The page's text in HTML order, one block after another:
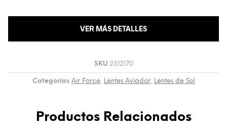
VER MÁS DETALLES
SKU 2312170
Categorías Air Force, Lentes Aviador, Lentes de Sol
Productos Relacionados